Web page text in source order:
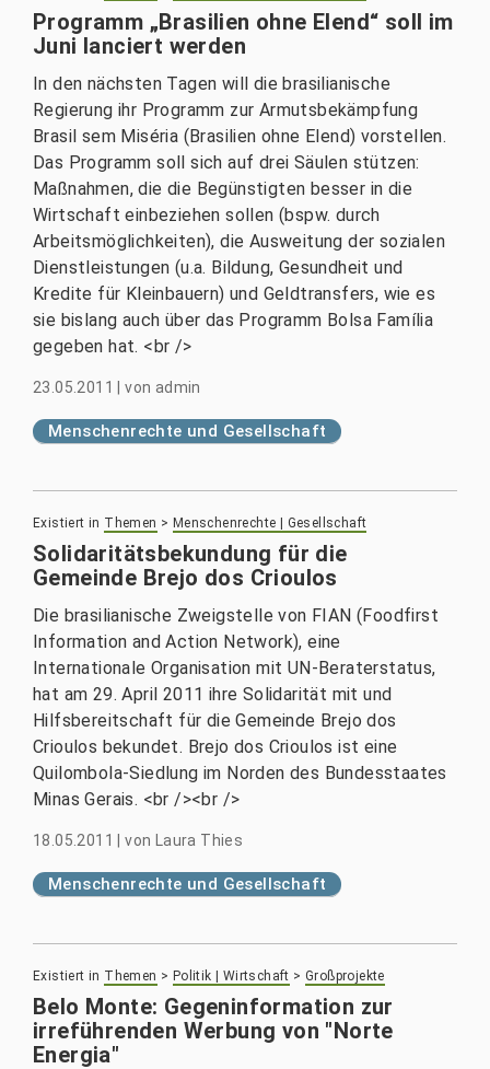
Programm „Brasilien ohne Elend“ soll im
Juni lanciert werden
In den nächsten Tagen will die brasilianische
Regierung ihr Programm zur Armutsbekämpfung
Brasil sem Miséria (Brasilien ohne Elend) vorstellen.
Das Programm soll sich auf drei Säulen stützen:
Maßnahmen, die die Begünstigten besser in die
Wirtschaft einbeziehen sollen (bspw. durch
Arbeitsmöglichkeiten), die Ausweitung der sozialen
Dienstleistungen (u.a. Bildung, Gesundheit und
Kredite für Kleinbauern) und Geldtransfers, wie es
sie bislang auch über das Programm Bolsa Família
gegeben hat. <br />
23.05.2011 |von admin
Menschenrechte und Gesellschaft
Existiert in Themen > Menschenrechte | Gesellschaft
Solidaritätsbekundung für die
Gemeinde Brejo dos Crioulos
Die brasilianische Zweigstelle von FIAN (Foodfirst
Information and Action Network), eine
Internationale Organisation mit UN-Beraterstatus,
hat am 29. April 2011 ihre Solidarität mit und
Hilfsbereitschaft für die Gemeinde Brejo dos
Crioulos bekundet. Brejo dos Crioulos ist eine
Quilombola-Siedlung im Norden des Bundesstaates
Minas Gerais. <br /><br />
18.05.2011 |von Laura Thies
Menschenrechte und Gesellschaft
Existiert in Themen > Politik | Wirtschaft >Großprojekte
Belo Monte: Gegeninformation zur
irreführenden Werbung von "Norte
Energia"